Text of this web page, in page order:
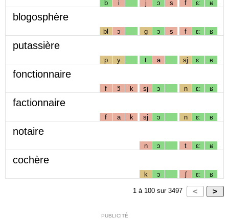
b i j ɔ s f ɛː ʁ
blogosphère
bl ɔ g ɔ s f ɛː ʁ
putassière
p y t a sj ɛː ʁ
fonctionnaire
f ɔ̃ k sj ɔ n ɛː ʁ
factionnaire
f a k sj ɔ n ɛː ʁ
notaire
n ɔ t ɛː ʁ
cochère
k ɔ ʃ ɛː ʁ
1 à 100 sur 3497
PUBLICITÉ